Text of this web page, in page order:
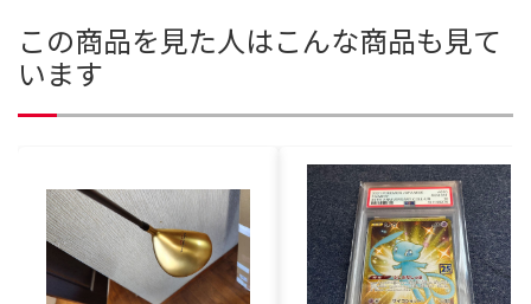
この商品を見た人はこんな商品も見て
います